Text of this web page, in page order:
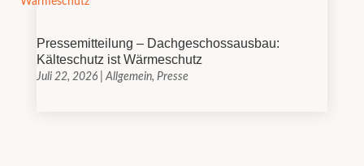
Pressemitteilung – Dachgeschossausbau:
Kälteschutz ist Wärmeschutz
Juli 22, 2026| Allgemein, Presse